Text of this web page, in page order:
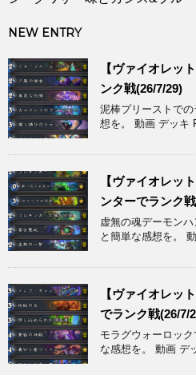
NEW ENTRY
【ヴァイオレッ
ンク戦(26/7/29)
泥棒プリーストで
想を。 動画 デッキ
【ヴァイオレッ
ンターでランク
虚無の魂デーモン
と簡単な感想を。
【ヴァイオレッ
でランク戦(26/7/
モラグウォーロッ
な感想を。 動画 デ